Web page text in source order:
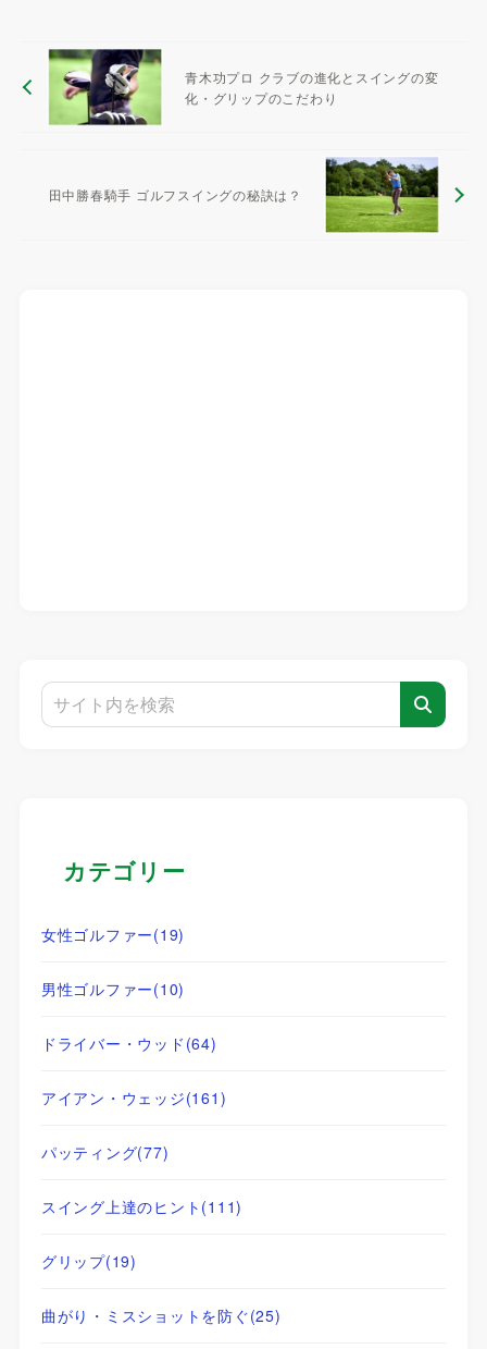
青木功プロ クラブの進化とスイングの変
化・グリップのこだわり
田中勝春騎手 ゴルフスイングの秘訣は？
カテゴリー
女性ゴルファー(19)
男性ゴルファー(10)
ドライバー・ウッド (64)
アイアン・ウェッジ(161)
パッティング(77)
スイング上達のヒント (111)
グリップ(19)
曲がり・ミスショットを防ぐ(25)